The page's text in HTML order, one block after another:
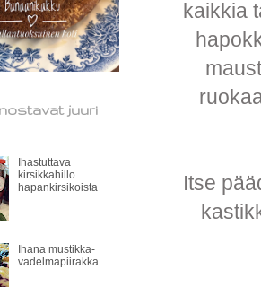
kaikkia
Itse
juuri
Ihastuttava
kirsikkahillo
hapankirsikoista
Ihana mustikka-
vadelmapiirakka